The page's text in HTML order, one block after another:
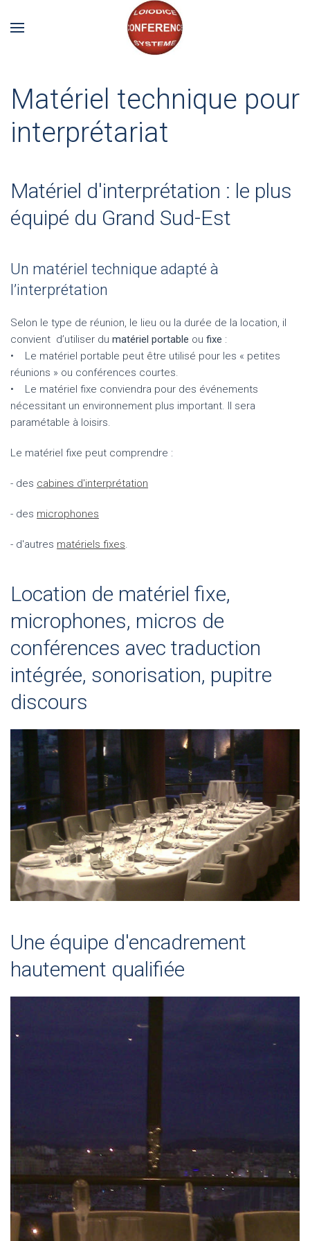
Matériel technique pour
interprétariat
Matériel d'interprétation : le plus
équipé du Grand Sud-Est
Un matériel technique adapté à
l’interprétation
Selon le type de réunion, le lieu ou la durée de la location, il
convient d’utiliser du matériel portable ou fixe :
• Le matériel portable peut être utilisé pour les « petites
réunions » ou conférences courtes.
• Le matériel fixe conviendra pour des événements
nécessitant un environnement plus important. Il sera
paramétable à loisirs.
Le matériel fixe peut comprendre :
- des cabines d'interprétation
- des microphones
- d'autres matériels fixes.
Location de matériel fixe,
microphones, micros de
conférences avec traduction
intégrée, sonorisation, pupitre
discours
Une équipe d'encadrement
hautement qualifiée